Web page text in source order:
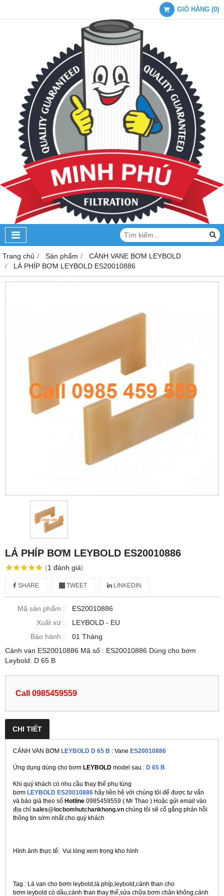
GIỎ HÀNG (0)
Trang chủ Sản phẩm
CÁNH VANE BƠM LEYBOLD
LÁ PHÍP BƠM LEYBOLD ES20010886
LÁ PHÍP BƠM LEYBOLD ES20010886
(1 đánh giá)
SHARE TWEET LINKEDIN
Mã sản phẩm :
ES20010886
Xuất xứ :
LEYBOLD - EU
Bảo hành :
01 Tháng
Cánh van ES20010886 Mã số : ES20010886 Dùng cho bơm
Leybold: D 65 B
Call 0985459559
CHI TIẾT
CÁNH VAN BƠM LEYBOLD D 65 B : Vane ES20010886
Ứng dụng dùng cho bơm LEYBOLD model sau : D 65 B
Khi quý khách có nhu cầu thay thế phụ tùng
bơm LEYBOLD ES20010886 hãy liên hệ với chúng tôi để được tư vấn
và báo giá theo số Hotline 0985459559 ( Mr Thao ) Hoặc gửi email vào
địa chỉ sales@locbomhutchankhong.vn chúng tôi sẽ cố gắng phản hồi
thông tin sớm nhất cho quý khách
Hình ảnh thực tế: Vui lòng xem trong kho hình
Tag : Lá van cho bơm leybold,lá phíp,leybold,cánh than cho
bơm leybold có dầu,cánh than thay thế,sửa chữa bơm chân không,cánh